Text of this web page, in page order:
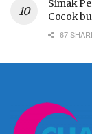
Simak
Cocok
67